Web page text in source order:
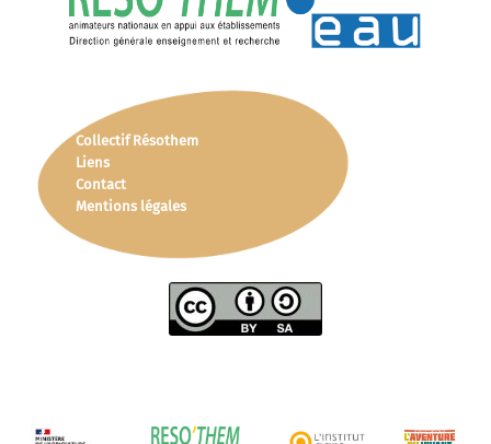
Collectif Résothem
Liens
Contact
Mentions légales